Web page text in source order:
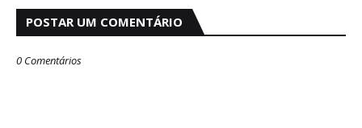
POSTAR UM COMENTÁRIO
0 Comentários